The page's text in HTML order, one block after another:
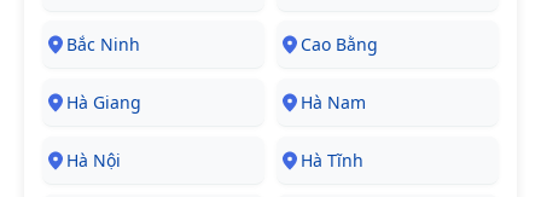
Bắc Ninh Cao Bằng
Hà Giang Hà Nam
Hà Nội Hà Tĩnh